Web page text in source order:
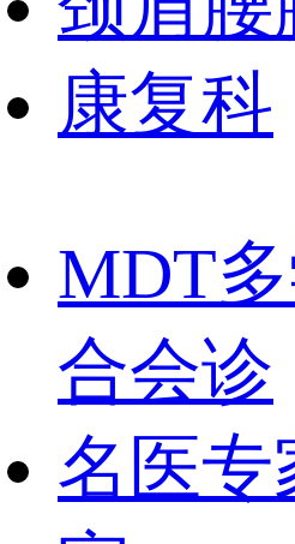
康复科
MDT
合会诊
名医专